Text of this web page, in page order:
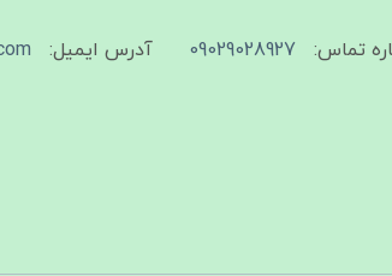
تماس: 09029028927 آدرس ایمیل: